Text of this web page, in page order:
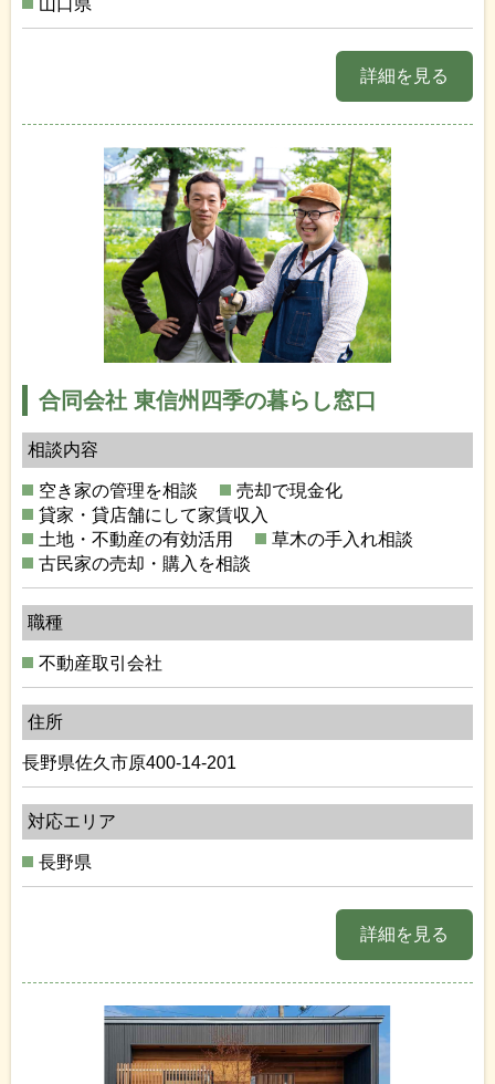
山口県
詳細を見る
合同会社 東信州四季の暮らし窓口
相談内容
空き家の管理を相談
売却で現金化
貸家・貸店舗にして家賃収入
土地・不動産の有効活用
草木の手入れ相談
古民家の売却・購入を相談
職種
不動産取引会社
住所
長野県佐久市原400-14-201
対応エリア
長野県
詳細を見る